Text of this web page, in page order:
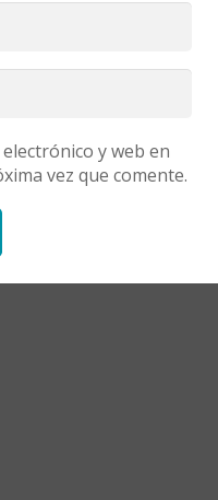
y web en
vez que comente.